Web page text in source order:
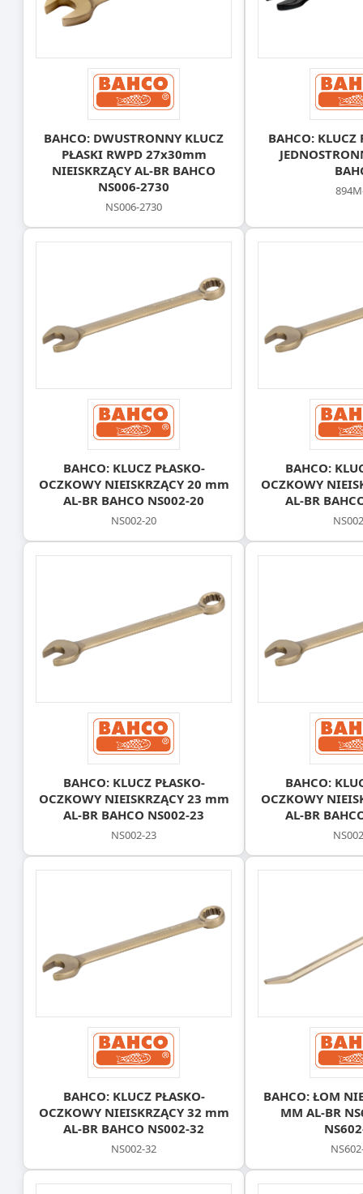
BAHCO: DWUSTRONNY KLUCZ
PŁASKI RWPD 27x30mm
NIEISKRZĄCY AL-BR BAHCO
NS006-2730
NS006-2730
BAHCO:
BAHCO: KLUCZ PŁASKO-
OCZKOWY NIEISKRZĄCY 20 mm
AL-BR BAHCO NS002-20
NS002-20
BAHCO:
OCZKOWY
AL-BR
BAHCO: KLUCZ PŁASKO-
OCZKOWY NIEISKRZĄCY 23 mm
AL-BR BAHCO NS002-23
NS002-23
BAHCO:
OCZKOWY
AL-BR
BAHCO: KLUCZ PŁASKO-
OCZKOWY NIEISKRZĄCY 32 mm
AL-BR BAHCO NS002-32
NS002-32
BAHCO: ŁOM
MM AL-BR